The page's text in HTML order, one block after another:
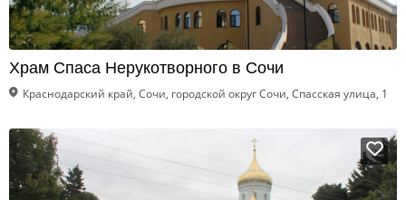
Храм Спаса Нерукотворного в Сочи
Краснодарский край, Сочи, городской округ Сочи, Спасская улица, 1